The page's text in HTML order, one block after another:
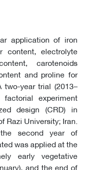
application of iron
electrolyte
carotenoids
and proline for
two-year trial (2013–
experiment
design (CRD) in
Razi University; Iran.
second year of
was applied at the
early vegetative
and the end of